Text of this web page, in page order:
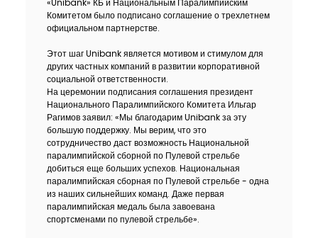
Кешбэк
Тарифы
Кадровые ресурсы
Связь с банком
F.A.Q
«Unibank» КБ и Национальным Паралимпийским
Комитетом было подписано соглашение о трехлетнем
официальном партнерстве.
Этот шаг Unibank является мотивом и стимулом для
других частных компаний в развитии корпоративной
социальной ответственности.
На церемонии подписания соглашения президент
Национального Паралимпийского Комитета Ильгар
Рагимов заявил: «Мы благодарим Unibank за эту
большую поддержку. Мы верим, что это
сотрудничество даст возможность Национальной
паралимпийской сборной по Пулевой стрельбе
добиться еще больших успехов. Национальная
паралимпийская сборная по Пулевой стрельбе - одна
из наших сильнейших команд. Даже первая
паралимпийская медаль была завоевана
спортсменами по пулевой стрельбе».